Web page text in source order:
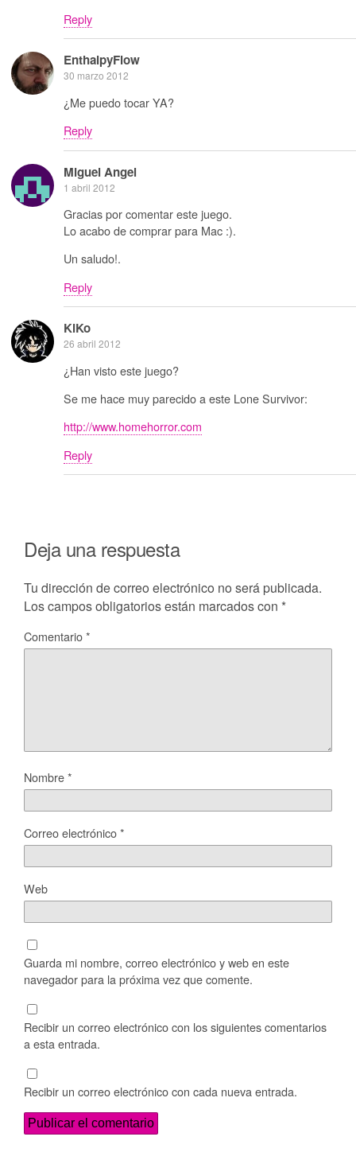
Reply
EnthalpyFlow
30 marzo 2012
¿Me puedo tocar YA?
Reply
Miguel Angel
1 abril 2012
Gracias por comentar este juego.
Lo acabo de comprar para Mac :).
Un saludo!.
Reply
KiKo
26 abril 2012
¿Han visto este juego?
Se me hace muy parecido a este Lone Survivor:
http://www.homehorror.com
Reply
Deja una respuesta
Tu dirección de correo electrónico no será publicada.
Los campos obligatorios están marcados con *
Comentario*
Nombre*
Correo electrónico*
Web
Guarda mi nombre, correo electrónico y web en este
navegador para la próxima vez que comente.
Recibir un correo electrónico con los siguientes comentarios
a esta entrada.
Recibir un correo electrónico con cada nueva entrada.